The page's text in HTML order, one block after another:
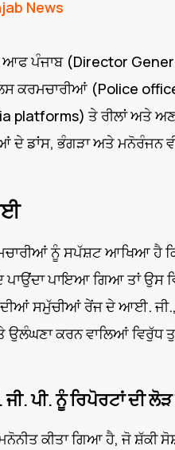
News
ਪੰਜਾਬ (Director
ਕਰਮਚਾਰੀਆਂ (Police
platforms) ਤੇ ਰੀਲਾਂ ਅਤੇ
ਦੇ ਡਾਂਸ, ਭੰਗੜਾ ਅਤੇ ਮਨੋਰੰਜਨ
ਨੂੰ ਸਪੱਸ਼ਟ ਆਖਿਆ ਹੈ
ਪਾਉਂਦਾ ਪਾਇਆ ਗਿਆ ਤਾਂ ਉਸ
ਦੀਆਂ ਸਮੁੱਚੀਆਂ ਰੇਂਜ ਦੇ ਆਈ.
ਕਰਨ ਵਾਲਿਆਂ ਵਿਰੁੱਧ
ਪੀ. ਨੂੰ ਰਿਪੋਰਟਾਂ ਦੀ
ਕੀਤਾ ਗਿਆ ਹੈ, ਜੋ ਸ਼ੱਕੀ